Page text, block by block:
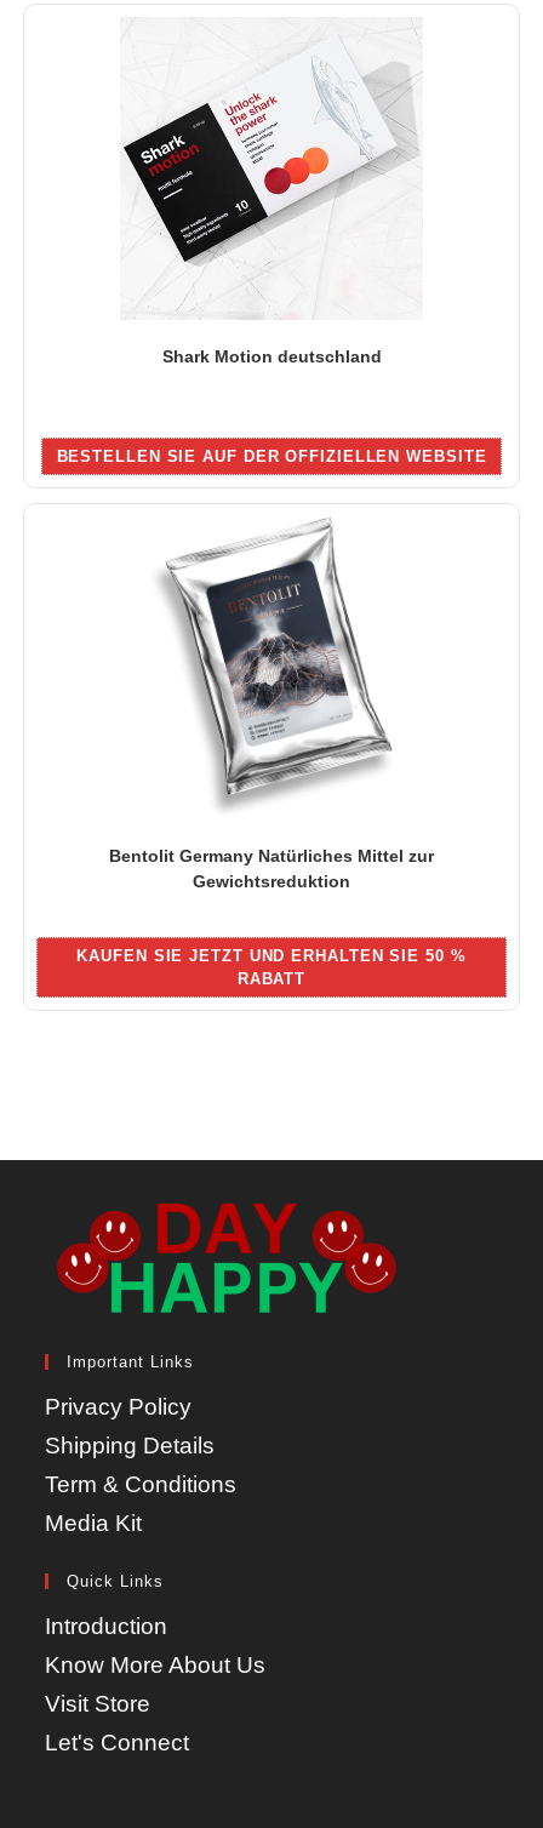
Shark Motion deutschland
BESTELLEN SIE AUF DER OFFIZIELLEN WEBSITE
Bentolit Germany Natürliches Mittel zur
Gewichtsreduktion
KAUFEN SIE JETZT UND ERHALTEN SIE 50 %
RABATT
Important Links
Privacy Policy
Shipping Details
Term & Conditions
Media Kit
Quick Links
Introduction
Know More About Us
Visit Store
Let's Connect